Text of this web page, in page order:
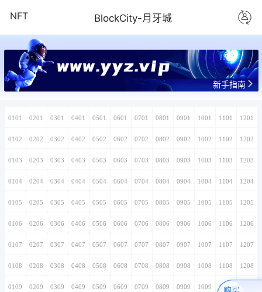
NFT BlockCity-月牙城
www.yyz.vip
新手指南
0101 0201 0301 0401 0501 0601 0701 0801 0901 1001 1101 1201
0102 0202 0302 0402 0502 0602 0702 0802 0902 1002 1102 1202
0103 0203 0303 0403 0503 0603 0703 0803 0903 1003 1103 1203
0104 0204 0304 0404 0504 0604 0704 0804 0904 1004 1104 1204
0105 0205 0305 0405 0505 0605 0705 0805 0905 1005 1105 1205
0106 0206 0306 0406 0506 0606 0706 0806 0906 1006 1106 1206
0107 0207 0307 0407 0507 0607 0707 0807 0907 1007 1107 1207
0108 0208 0308 0408 0508 0608 0708 0808 0908 1008 1108 1208
0109 0209 0309 0409 0509 0609 0709 0809 0909 1009 1109